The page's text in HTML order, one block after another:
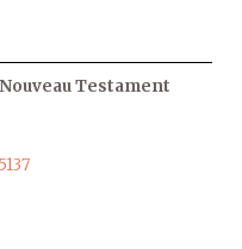
Testament